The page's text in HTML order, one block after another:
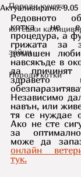
Породи кучета
котешки
зайци
Породи котки
Актуализирано:9.05
Редовното
котка не е
процедура, а
грижата за
домашен
навсякъде в
да причинят
Независимо
навън, или
тя се нуждае
Ако не сте
за оптимално
може да
онлайн
тук.